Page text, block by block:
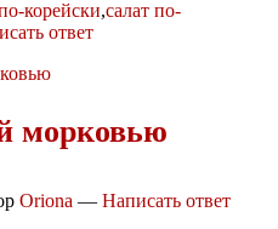
корейски,салат по-
ответ
морковью
Oriona — Написать ответ